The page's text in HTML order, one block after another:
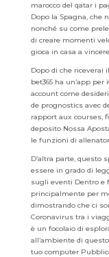
marocco del qatar i
Dopo la Spagna, che
nonché su come
di creare momenti
gioca in casa a
Dopo di che riceverai
bet365 ha un’app
account come
de prognostics avec
rapport aux courses,
deposito Nossa
le funzioni di
D’altra parte, questo
essere in grado di
sugli eventi Dentro e
principalmente per
dimostrando che ci
Coronavirus tra i
è un focolaio di
all’ambiente di
tuo computer